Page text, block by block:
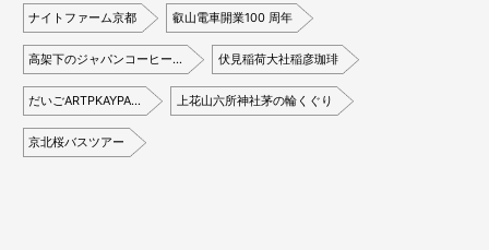
ナイトファーム京都 叡山電車開業100 周年
高架下のジャパンコーヒー… 伏見稲荷大社稲彦珈琲
だいごARTPKAYPA… 上花山六所神社茅の輪くぐり
京北桜バスツアー